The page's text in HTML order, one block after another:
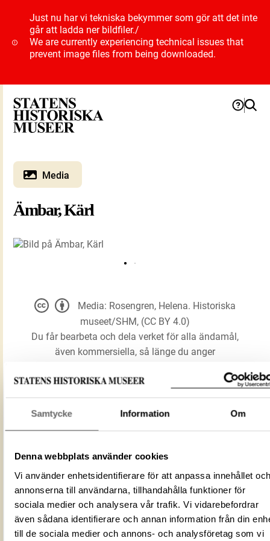
Samtycke Information Om
Denna webbplats använder cookies
Vi använder enhetsidentifierare för att anpassa innehållet och
annonserna till användarna, tillhandahålla funktioner för
sociala medier och analysera vår trafik. Vi vidarebefordrar
även sådana identifierare och annan information från din
till de sociala medier och annons- och analysföretag som vi
Just nu har vi tekniska bekymmer som gör att det inte
går att ladda ner bildfiler./
We are currently experiencing technical issues that
prevent image files from being downloaded.
Media
Ämbar, Kärl
Förmålsbenämning
Ämbar
Kärl
96979_HST
Mediatyp
image/jpeg
ID‑nummer
2e36c700-4dc6-4a5e-8e01-
Media: Rosengren, Helena. Historiska
museet/SHM, (CC BY 4.0)
Du får bearbeta och dela verket för alla ändamål,
även kommersiella, så länge du anger